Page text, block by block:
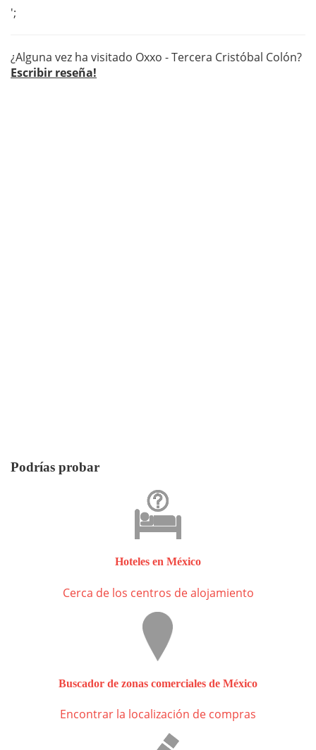
';
¿Alguna vez ha visitado Oxxo - Tercera Cristóbal Colón?
Escribir reseña!
Podrías probar
Hoteles en México
Cerca de los centros de alojamiento
Buscador de zonas comerciales de México
Encontrar la localización de compras